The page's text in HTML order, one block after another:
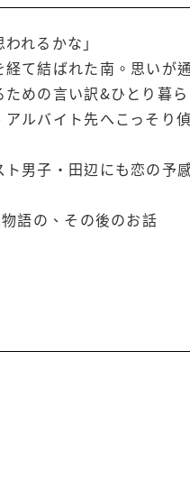
れるかな」
て結ばれた南。思いが
めの言い訳&ひとり暮
ルバイト先へこっそ
男子・田辺にも恋の予
語の、その後のお話